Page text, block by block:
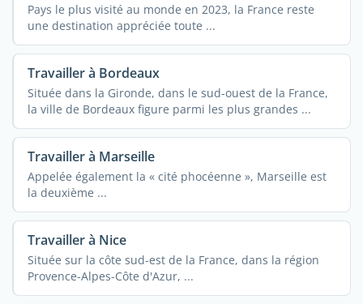
Pays le plus visité au monde en 2023, la France reste
une destination appréciée toute ...
Travailler à Bordeaux
Située dans la Gironde, dans le sud-ouest de la France,
la ville de Bordeaux figure parmi les plus grandes ...
Travailler à Marseille
Appelée également la « cité phocéenne », Marseille est
la deuxième ...
Travailler à Nice
Située sur la côte sud-est de la France, dans la région
Provence-Alpes-Côte d'Azur, ...